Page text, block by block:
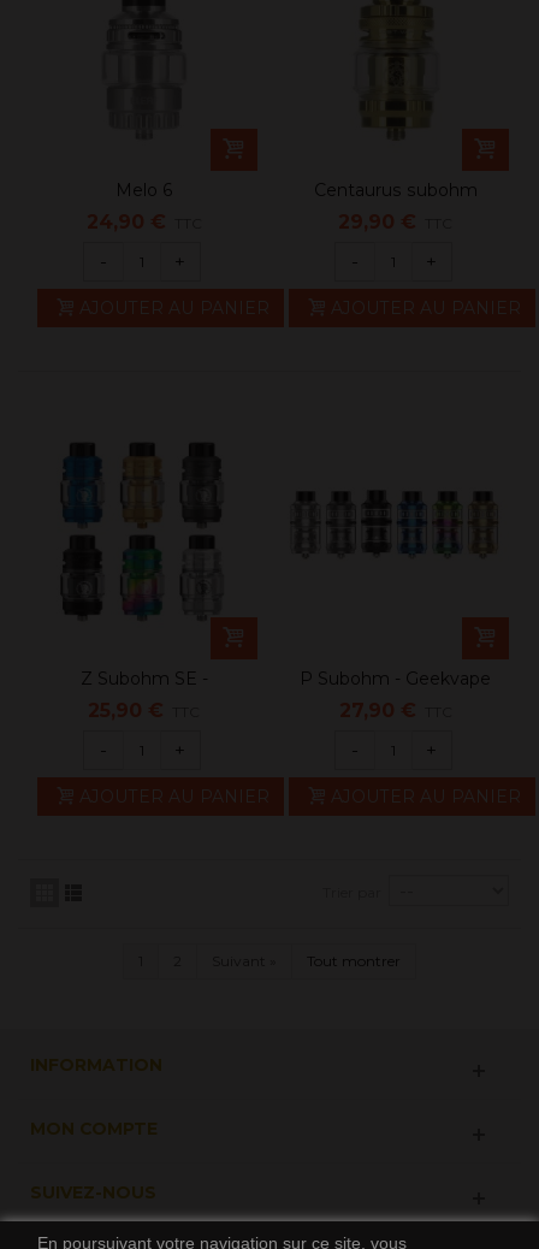
Melo 6
24,90 €
- +
AJOUTER AU PANIER
Centaurus subohm
29,90 €
- +
AJOUTER AU PANIER
Z Subohm SE -
Geekvape
25,90 €
- +
AJOUTER AU PANIER
P Subohm - Geekvape
27,90 €
- +
AJOUTER AU PANIER
Tout montrer
INFORMATION
MON COMPTE
SUIVEZ-NOUS
En poursuivant votre navigation sur ce site, vous